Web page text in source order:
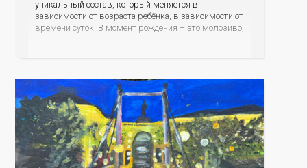
уникальный состав, который меняется в
зависимости от возраста ребёнка, в зависимости от
времени суток. В момент рождения – это молозиво,